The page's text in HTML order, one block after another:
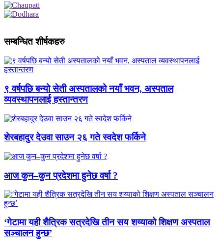
सम्बन्धित शीर्षकहरु
९ वर्षपछि बन्यो सेती अस्पतालको नयाँ भवन, अस्पताल
व्यवस्थापनलाई हस्तान्तरण
शेरबहादुर देउवा साउन २६ गते स्वदेश फर्किने
आज कुन–कुन प्रदेशमा हुनेछ वर्षा ?
‘गेटामा यही शैत्रिक सत्रदेखि तीन सय शय्याको शिक्षण अस्पताल
सञ्चालन हुन्छ’